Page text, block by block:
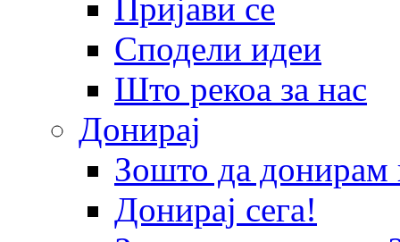
Пријави се
Сподели идеи
Што рекоа за нас
Донирај
Зошто да
Донирај сега!